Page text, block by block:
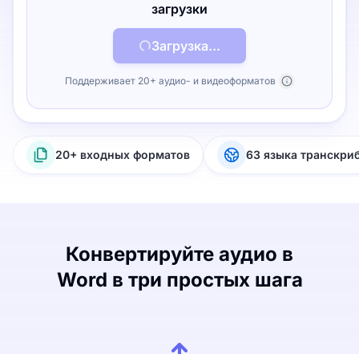
загрузки
Загрузка...
Поддерживает 20+ аудио- и видеоформатов
20+ входных форматов 63 языка
Конвертируйте аудио в
Word в три простых шага